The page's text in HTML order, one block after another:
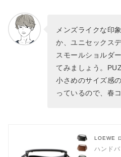
メンズライクな印
か、ユニセックス
スモールショルダ
てみましょう。
小さめのサイズ感
っているので、春
LOEWE
ハンド